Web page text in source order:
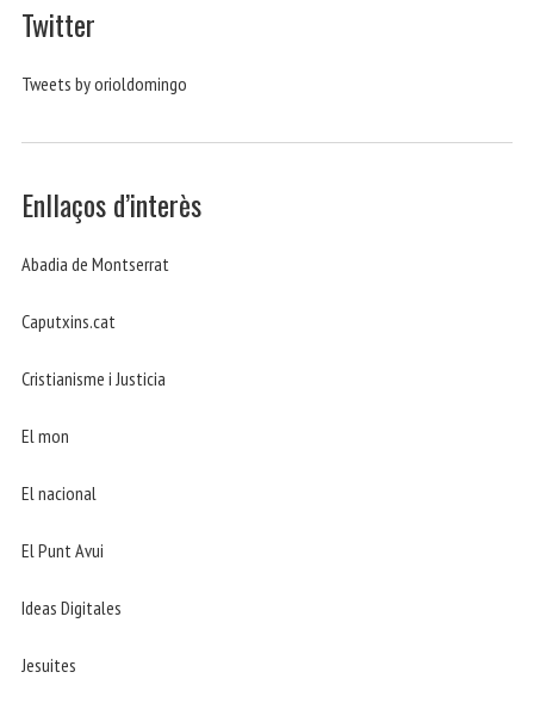
Twitter
Tweets by orioldomingo
Enllaços d’interès
Abadia de Montserrat
Caputxins.cat
Cristianisme i Justicia
El mon
El nacional
El Punt Avui
Ideas Digitales
Jesuites